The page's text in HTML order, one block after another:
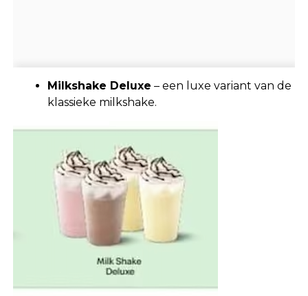
Milkshake Deluxe – een luxe variant van de
klassieke milkshake.